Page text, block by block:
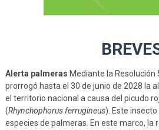
Alerta palmeras Mediante la Resolución
prorrogó hasta el 30 de junio de 2028 la
el territorio nacional a causa del picudo
(Rhynchophorus ferrugineus). Este
especies de palmeras. En este marco, la